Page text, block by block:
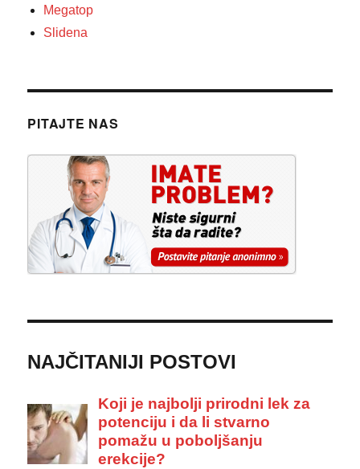
Megatop
Slidena
PITAJTE NAS
NAJČITANIJI POSTOVI